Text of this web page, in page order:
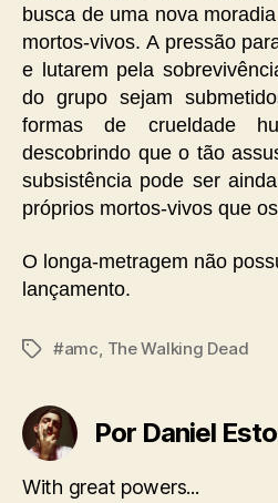
busca de uma nova
mortos-vivos. A pressão par
e lutarem pela
do grupo sejam
formas de crueldade
descobrindo que o tão
subsistência pode ser
próprios mortos-vivos que
O longa-metragem não
lançamento.
Tags#amc, The Walking Dead
Por Daniel
With great powers...